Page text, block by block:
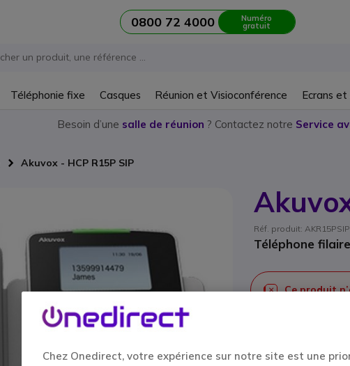
0800 72 4000 Numéro
gratuit
Téléphonie fixe Casques Réunion et Visioconférence Ecrans
Besoin d’une salle de réunion ? Contactez notre Service
Akuvox - HCP R15P SIP
Réf. produit:
Téléphone
Ce produit
Pour mieux
Chez Onedirect, votre expérience sur notre site est une